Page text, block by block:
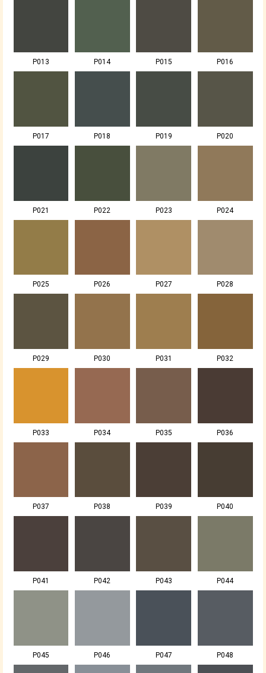
P013 P014 P015 P016
P017 P018 P019 P020
P021 P022 P023 P024
P025 P026 P027 P028
P029 P030 P031 P032
P033 P034 P035 P036
P037 P038 P039 P040
P041 P042 P043 P044
P045 P046 P047 P048